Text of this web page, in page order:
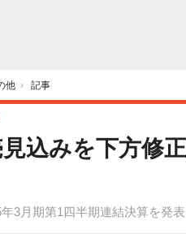
他 › 記事
込みを下方修
3月期第1四半期連結決算を発表